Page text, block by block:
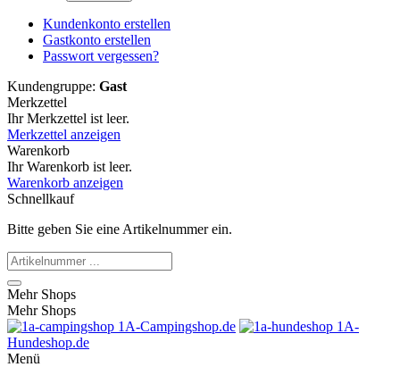
Kundenkonto erstellen
Gastkonto erstellen
Passwort vergessen?
Kundengruppe: Gast
Merkzettel
Ihr Merkzettel ist leer.
Merkzettel anzeigen
Warenkorb
Ihr Warenkorb ist leer.
Warenkorb anzeigen
Schnellkauf
Bitte geben Sie eine Artikelnummer ein.
Mehr Shops
Mehr Shops
1A-Campingshop.de
1A-
Hundeshop.de
Menü